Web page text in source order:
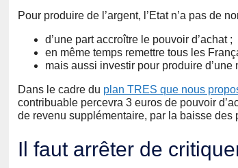
Pour produire de l’argent, l’Etat n’a pas de
d’une part accroître le pouvoir d’achat ;
en même temps remettre tous les
mais aussi investir pour produire
Dans le cadre du plan TRES que nous
contribuable percevra 3 euros de pouvoir
de revenu supplémentaire, par la baisse des
Il faut arrêter de